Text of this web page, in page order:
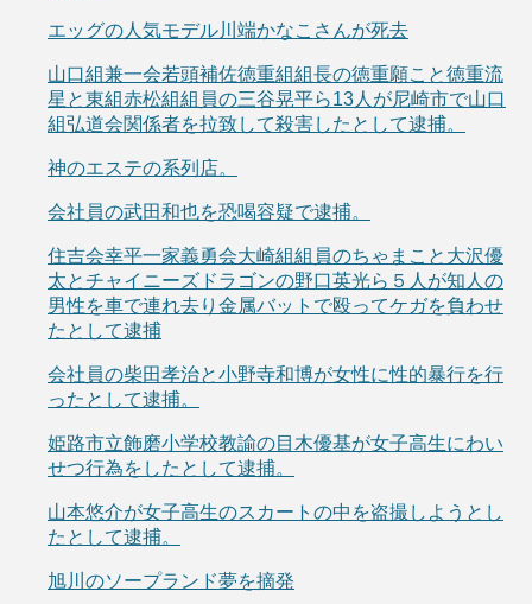
エッグの人気モデル川端かなこさんが死去
山口組兼一会若頭補佐徳重組組長の徳重願こと徳重流
星と東組赤松組組員の三谷晃平ら13人が尼崎市で山口
組弘道会関係者を拉致して殺害したとして逮捕。
神のエステの系列店。
会社員の武田和也を恐喝容疑で逮捕。
住吉会幸平一家義勇会大崎組組員のちゃまこと大沢優
太とチャイニーズドラゴンの野口英光ら５人が知人の
男性を車で連れ去り金属バットで殴ってケガを負わせ
たとして逮捕
会社員の柴田孝治と小野寺和博が女性に性的暴行を行
ったとして逮捕。
姫路市立飾磨小学校教諭の目木優基が女子高生にわい
せつ行為をしたとして逮捕。
山本悠介が女子高生のスカートの中を盗撮しようとし
たとして逮捕。
旭川のソープランド夢を摘発